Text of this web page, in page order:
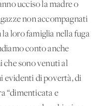
ucciso la madre o
non accompagnati
loro famiglia nella fuga
conto anche
che sono venuti al
evidenti di povertà, di
“dimenticata e